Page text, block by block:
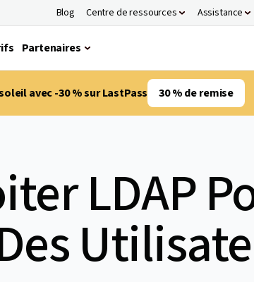
Blog Centre de ressources Assistance
Partenaires
avec -30 % sur LastPass 30 % de remise
LDAP